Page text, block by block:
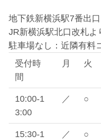
地下鉄新横浜駅7番出
JR新横浜駅北口改札よ
駐車場なし：近隣有料
受付時
間
月 火
10:00-1
3:00
／ ○
15:30-1
／ ○